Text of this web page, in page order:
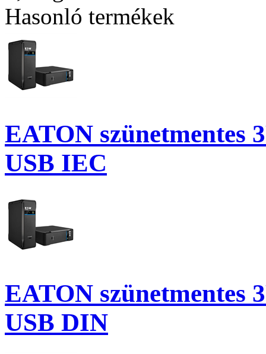
Hasonló termékek
EATON szünetmentes
USB IEC
EATON szünetmentes
USB DIN